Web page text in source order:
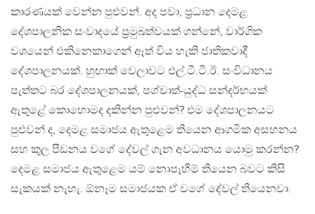
කාරණයක් වෙන්න පුළුවන්. අද පවා, ප‍්‍රධාන දෙමළ
දේශපාලනික සංවාදයේ ප‍්‍රමුඛත්වයක් ගන්නේ, වාර්ගික
වශයෙන් එකිනෙකාගෙන් ඈත් විය හැකි ජාතිකවාදී
දේශපාලනයක්. හුඟාක් වෙලාවට එල්.ටී.ටී.ඊ. සංවිධානය
පැත්තට බර දේශපාලනයක්, පශ්චාත්-යුද්ධ සන්දර්භයක්
ඇතුළේ කොහොමද දකින්න පුළුවන්? එම දේශපාලනයට
පුළුවන් ද, දෙමළ සමාජය ඇතුළෙම තියෙන ආගමික අසහනය
සහ කුල පීඩනය වගේ දේවල් ගැන අවධානය යොමු කරන්න?
දෙමළ සමාජය ඇතුළෙම යම් නොපෑහීම් තියෙන බවට කිසි
සැකයක් නැහැ. ඕනෑම සමාජයක ඒ වගේ දේවල් තියෙනවා.